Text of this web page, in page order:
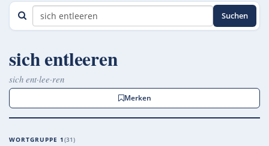
Suchen
sich entleeren
sich ent·lee·ren
Merken
WORTGRUPPE 1 31